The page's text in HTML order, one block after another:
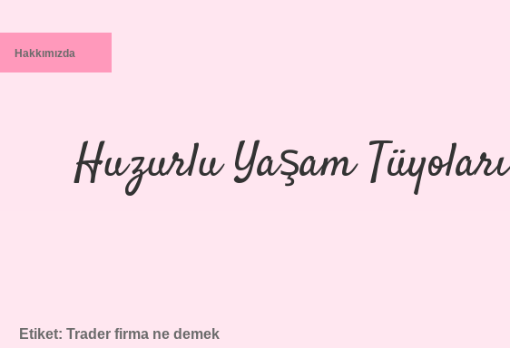
Hakkımızda
Huzurlu Yaşam Tüyoları
Etiket:Trader firma ne demek